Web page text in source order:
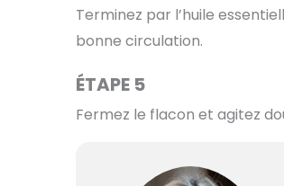
Terminez par l’huile
bonne circulation.
ÉTAPE 5
Fermez le flacon et agitez